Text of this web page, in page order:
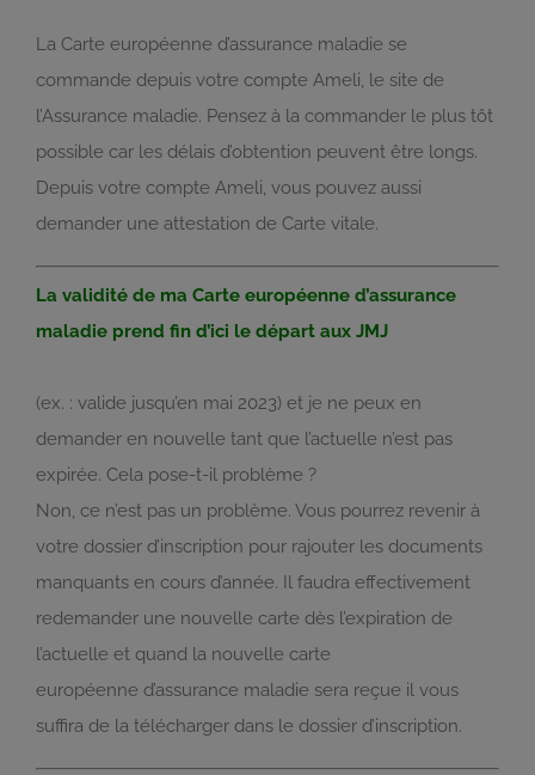
La Carte européenne d’assurance maladie se
commande depuis votre compte Ameli, le site de
l’Assurance maladie. Pensez à la commander le plus tôt
possible car les délais d’obtention peuvent être longs.
Depuis votre compte Ameli, vous pouvez aussi
demander une attestation de Carte vitale.
La validité de ma Carte européenne d’assurance
maladie prend fin d’ici le départ aux JMJ
(ex. : valide jusqu’en mai 2023) et je ne peux en
demander en nouvelle tant que l’actuelle n’est pas
expirée. Cela pose-t-il problème ?
Non, ce n’est pas un problème. Vous pourrez revenir à
votre dossier d’inscription pour rajouter les documents
manquants en cours d’année. Il faudra effectivement
redemander une nouvelle carte dès l’expiration de
l’actuelle et quand la nouvelle carte
européenne d’assurance maladie sera reçue il vous
suffira de la télécharger dans le dossier d’inscription.